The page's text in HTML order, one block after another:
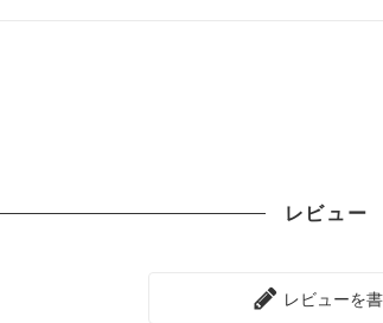
レビュー
レビューを書